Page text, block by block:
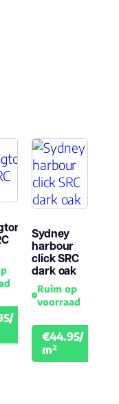
€49.95
Sydney
harbour
click SRC
dark oak
Ruim op
voorraad
€44.95/
m²